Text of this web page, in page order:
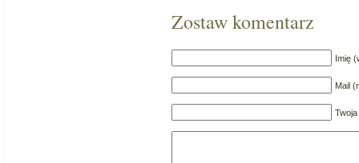
Zostaw komentarz
Imię
Mail